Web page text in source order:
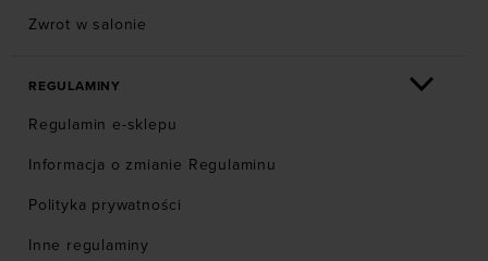
Zwrot w salonie
REGULAMINY
Regulamin e-sklepu
Informacja o zmianie Regulaminu
Polityka prywatności
Inne regulaminy